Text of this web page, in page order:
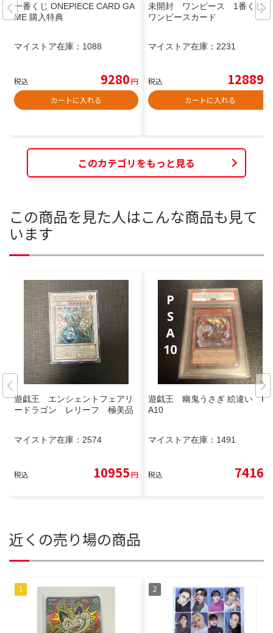
一番くじ ONEPIECE CARD GA
ME 購入特典
マイストア在庫： 1088
税込 9280円
カートに入れる
未開封 ワンピース 1番くじ
ワンピースカード
マイストア在庫： 2231
税込 12889
カートに入れる
このカテゴリをもっと見る
この商品を見た人はこんな商品も見て
います
遊戯王 エンシェントフェアリ
ードラゴン レリーフ 極美品
マイストア在庫： 2574
税込 10955円
遊戯王 幽鬼うさぎ 絵違い PS
A10
マイストア在庫： 1491
税込 7416
近くの売り場の商品